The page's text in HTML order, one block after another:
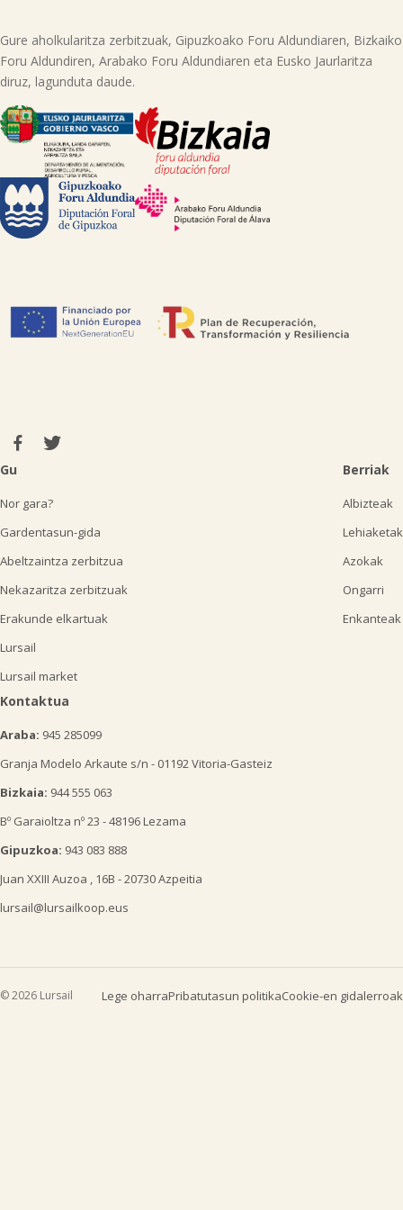
Gure aholkularitza zerbitzuak, Gipuzkoako Foru Aldundiaren, Bizkaiko
Foru Aldundiren, Arabako Foru Aldundiaren eta Eusko Jaurlaritza
diruz, lagunduta daude.
Gu
Nor gara?
Gardentasun-gida
Abeltzaintza zerbitzua
Nekazaritza zerbitzuak
Erakunde elkartuak
Lursail
Lursail market
Berriak
Albizteak
Lehiaketak
Azokak
Ongarri
Enkanteak
Kontaktua
Araba: 945 285099
Granja Modelo Arkaute s/n - 01192 Vitoria-Gasteiz
Bizkaia: 944 555 063
Bº Garaioltza nº 23 - 48196 Lezama
Gipuzkoa: 943 083 888
Juan XXIII Auzoa , 16B - 20730 Azpeitia
lursail@lursailkoop.eus
© 2026 Lursail Lege oharraPribatutasun politikaCookie-en gidalerroak